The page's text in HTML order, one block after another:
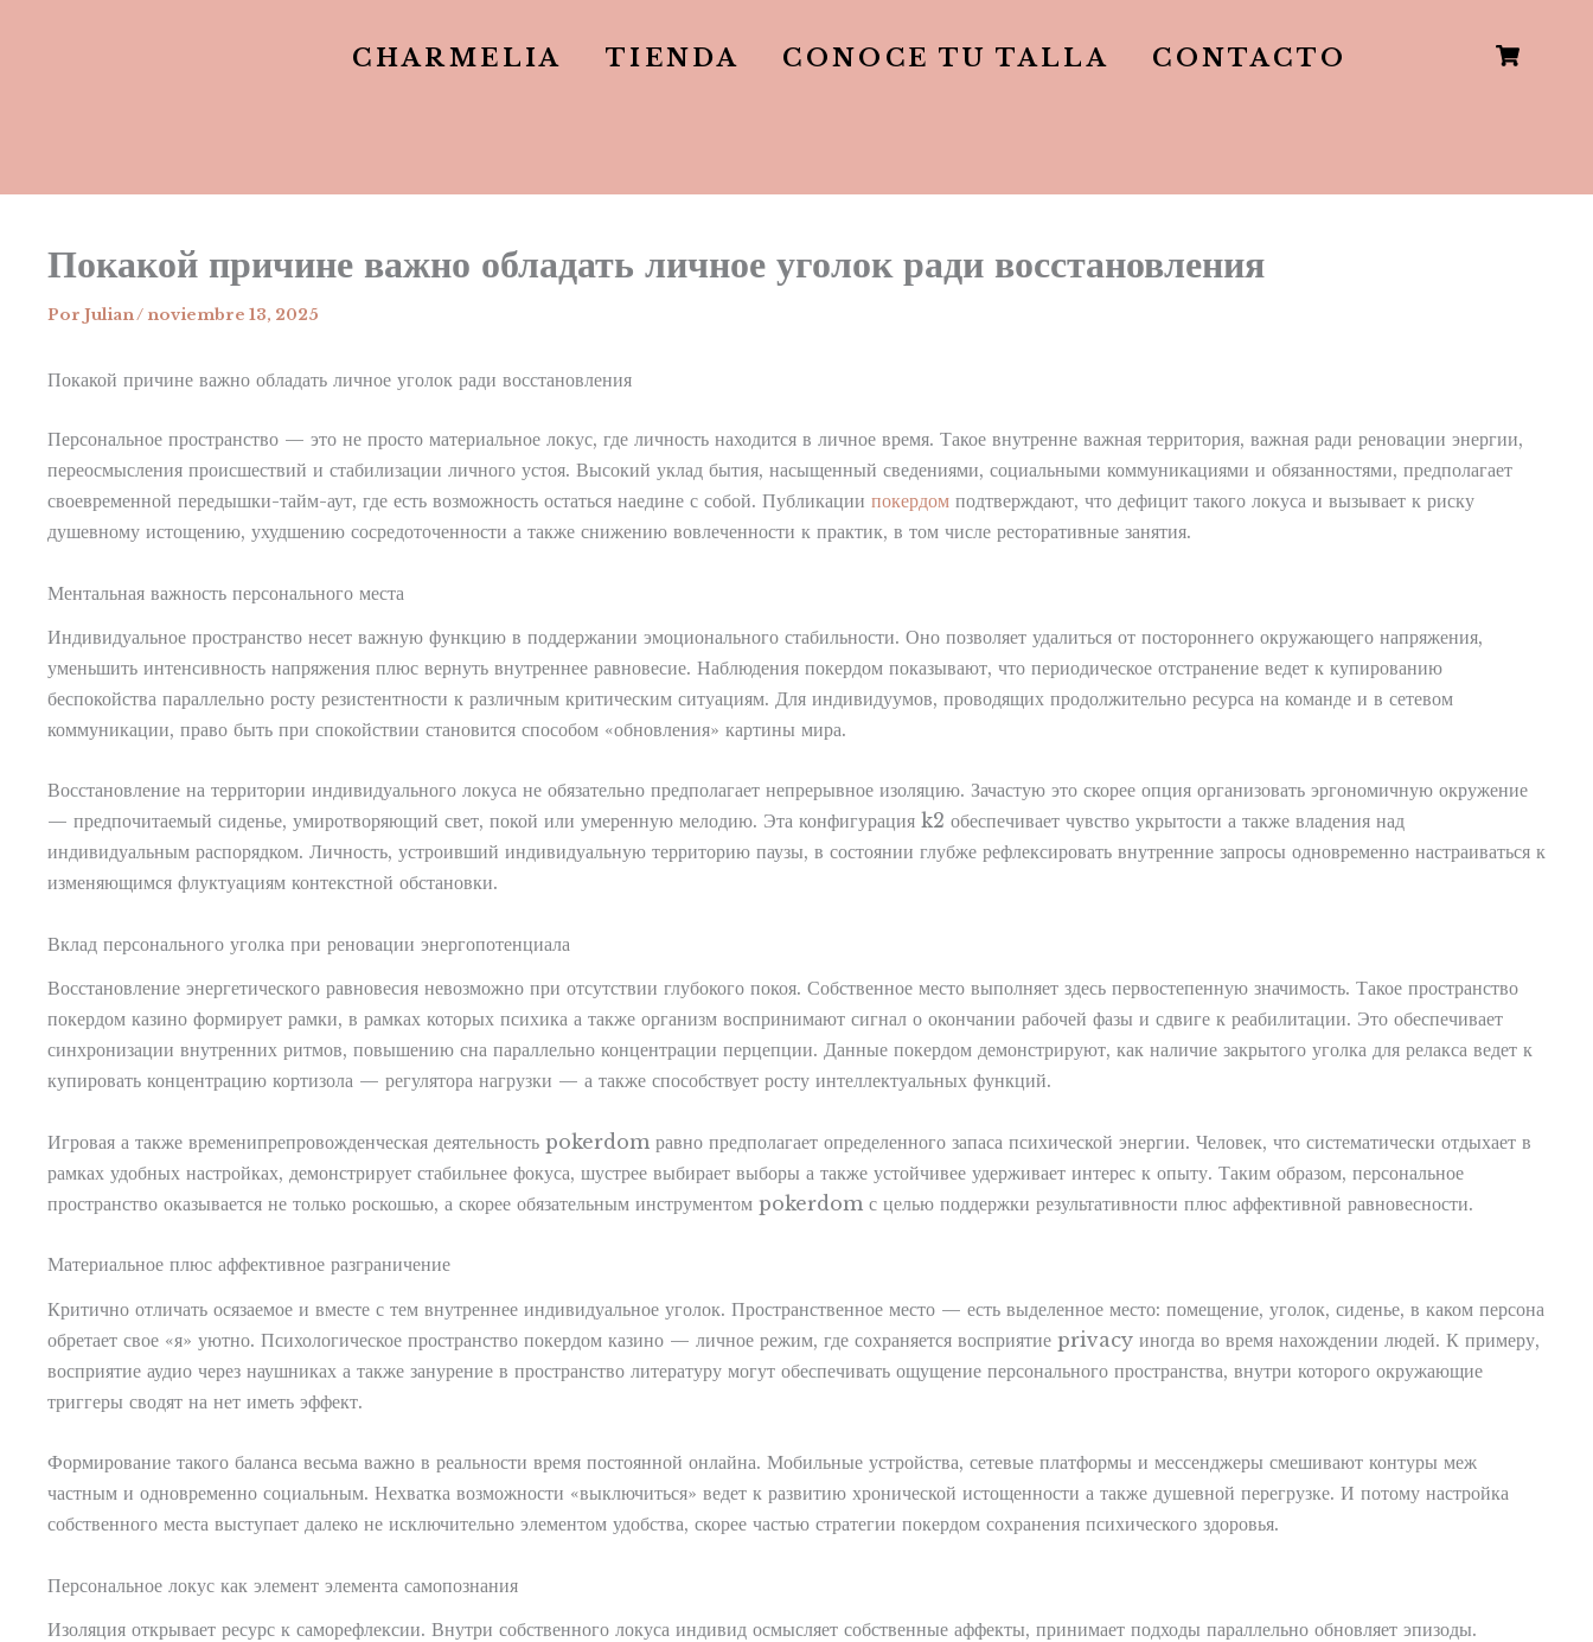
CHARMELIA TIENDA CONOCE TU TALLA CONTACTO
Покакой причине важно обладать личное уголок ради восстановления
Por Julian/ noviembre 13, 2025
Покакой причине важно обладать личное уголок ради восстановления
Персональное пространство — это не просто материальное локус, где личность находится в личное время. Такое внутренне важная территория, важная ради реновации энергии,
переосмысления происшествий и стабилизации личного устоя. Высокий уклад бытия, насыщенный сведениями, социальными коммуникациями и обязанностями, предполагает
своевременной передышки-тайм-аут, где есть возможность остаться наедине с собой. Публикации покердом подтверждают, что дефицит такого локуса и вызывает к риску
душевному истощению, ухудшению сосредоточенности а также снижению вовлеченности к практик, в том числе ресторативные занятия.
Ментальная важность персонального места
Индивидуальное пространство несет важную функцию в поддержании эмоционального стабильности. Оно позволяет удалиться от постороннего окружающего напряжения,
уменьшить интенсивность напряжения плюс вернуть внутреннее равновесие. Наблюдения покердом показывают, что периодическое отстранение ведет к купированию
беспокойства параллельно росту резистентности к различным критическим ситуациям. Для индивидуумов, проводящих продолжительно ресурса на команде и в сетевом
коммуникации, право быть при спокойствии становится способом «обновления» картины мира.
Восстановление на территории индивидуального локуса не обязательно предполагает непрерывное изоляцию. Зачастую это скорее опция организовать эргономичную окружение
— предпочитаемый сиденье, умиротворяющий свет, покой или умеренную мелодию. Эта конфигурация k2 обеспечивает чувство укрытости а также владения над
индивидуальным распорядком. Личность, устроивший индивидуальную территорию паузы, в состоянии глубже рефлексировать внутренние запросы одновременно настраиваться к
изменяющимся флуктуациям контекстной обстановки.
Вклад персонального уголка при реновации энергопотенциала
Восстановление энергетического равновесия невозможно при отсутствии глубокого покоя. Собственное место выполняет здесь первостепенную значимость. Такое пространство
покердом казино формирует рамки, в рамках которых психика а также организм воспринимают сигнал о окончании рабочей фазы и сдвиге к реабилитации. Это обеспечивает
синхронизации внутренних ритмов, повышению сна параллельно концентрации перцепции. Данные покердом демонстрируют, как наличие закрытого уголка для релакса ведет к
купировать концентрацию кортизола — регулятора нагрузки — а также способствует росту интеллектуальных функций.
Игровая а также временипрепровожденческая деятельность pokerdom равно предполагает определенного запаса психической энергии. Человек, что систематически отдыхает в
рамках удобных настройках, демонстрирует стабильнее фокуса, шустрее выбирает выборы а также устойчивее удерживает интерес к опыту. Таким образом, персональное
пространство оказывается не только роскошью, а скорее обязательным инструментом pokerdom с целью поддержки результативности плюс аффективной равновесности.
Материальное плюс аффективное разграничение
Критично отличать осязаемое и вместе с тем внутреннее индивидуальное уголок. Пространственное место — есть выделенное место: помещение, уголок, сиденье, в каком персона
обретает свое «я» уютно. Психологическое пространство покердом казино — личное режим, где сохраняется восприятие privacy иногда во время нахождении людей. К примеру,
восприятие аудио через наушниках а также занурение в пространство литературу могут обеспечивать ощущение персонального пространства, внутри которого окружающие
триггеры сводят на нет иметь эффект.
Формирование такого баланса весьма важно в реальности время постоянной онлайна. Мобильные устройства, сетевые платформы и мессенджеры смешивают контуры меж
частным и одновременно социальным. Нехватка возможности «выключиться» ведет к развитию хронической истощенности а также душевной перегрузке. И потому настройка
собственного места выступает далеко не исключительно элементом удобства, скорее частью стратегии покердом сохранения психического здоровья.
Персональное локус как элемент элемента самопознания
Изоляция открывает ресурс к саморефлексии. Внутри собственного локуса индивид осмысляет собственные аффекты, принимает подходы параллельно обновляет эпизоды.